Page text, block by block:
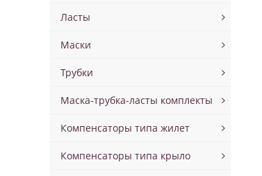
Ласты
Маски
Трубки
Маска-трубка-ласты комплекты
Компенсаторы типа жилет
Компенсаторы типа крыло